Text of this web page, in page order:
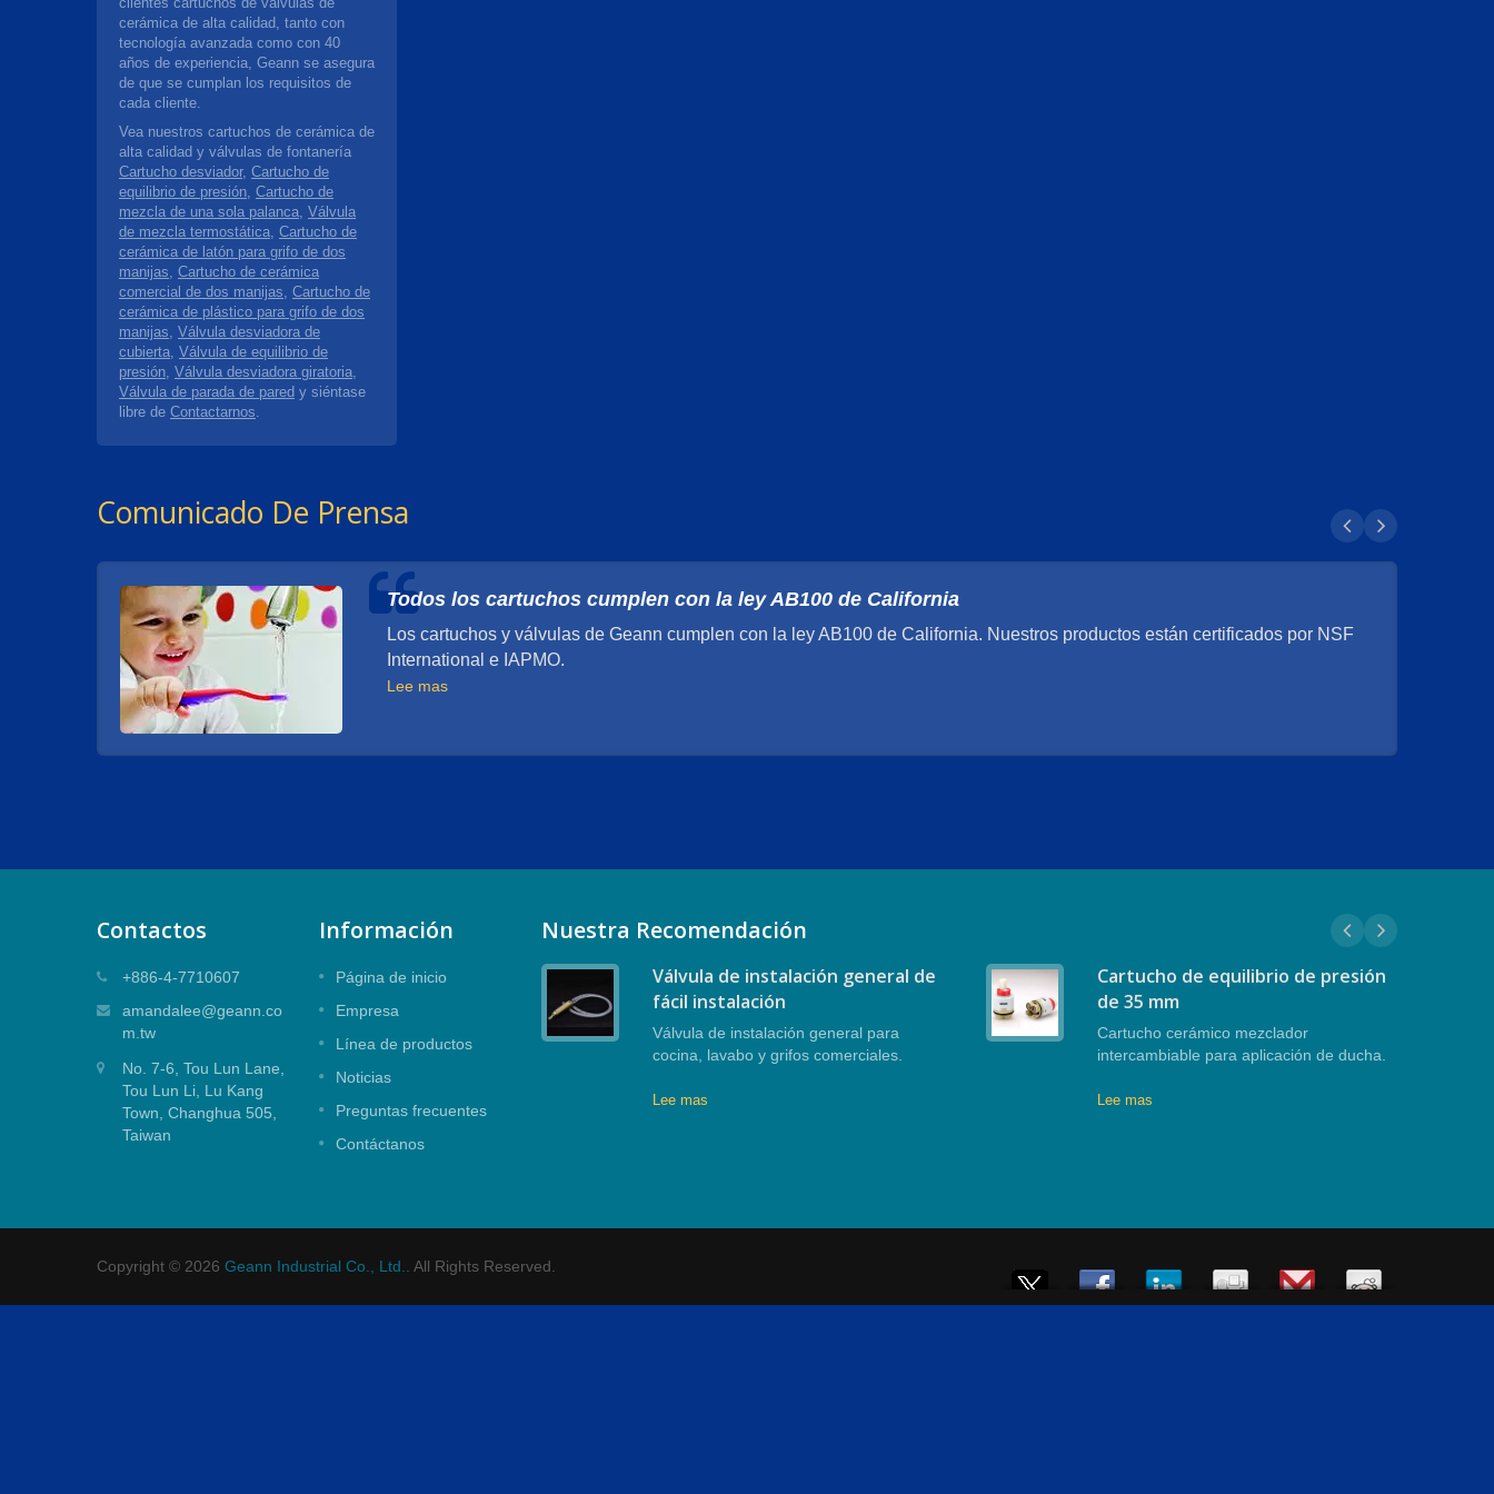
cerámica de alta calidad, tanto con
tecnología avanzada como con 40
años de experiencia, Geann se asegura
de que se cumplan los requisitos de
cada cliente.
Vea nuestros cartuchos de cerámica de
alta calidad y válvulas de fontanería
Cartucho desviador, Cartucho de
equilibrio de presión, Cartucho de
mezcla de una sola palanca, Válvula
de mezcla termostática, Cartucho de
cerámica de latón para grifo de dos
manijas, Cartucho de cerámica
comercial de dos manijas, Cartucho de
cerámica de plástico para grifo de dos
manijas, Válvula desviadora de
cubierta, Válvula de equilibrio de
presión, Válvula desviadora giratoria,
Válvula de parada de pared y siéntase
libre de Contactarnos.
Comunicado De Prensa
Todos los cartuchos cumplen con la ley AB100 de California
Los cartuchos y válvulas de Geann cumplen con la ley AB100 de California. Nuestros productos están certificados por NSF
International e IAPMO.
Lee mas
Contactos
+886-4-7710607
amandalee@geann.co
m.tw
No. 7-6, Tou Lun Lane,
Tou Lun Li, Lu Kang
Town, Changhua 505,
Taiwan
Información
Página de inicio
Empresa
Línea de productos
Noticias
Preguntas frecuentes
Contáctanos
Nuestra Recomendación
Cartucho mezclador de sello
superior de 25 mm
25 mm para aplicación de ducha.
Lee mas
Válvula de instalación general de
fácil instalación
Válvula de instalación general para
cocina, lavabo y grifos comerciales.
Lee mas
Cartucho de equilibrio de presión
de 35 mm
Cartucho cerámico mezclador
intercambiable para aplicación de ducha.
Lee mas
Copyright © 2026 Geann Industrial Co., Ltd.. All Rights Reserved.